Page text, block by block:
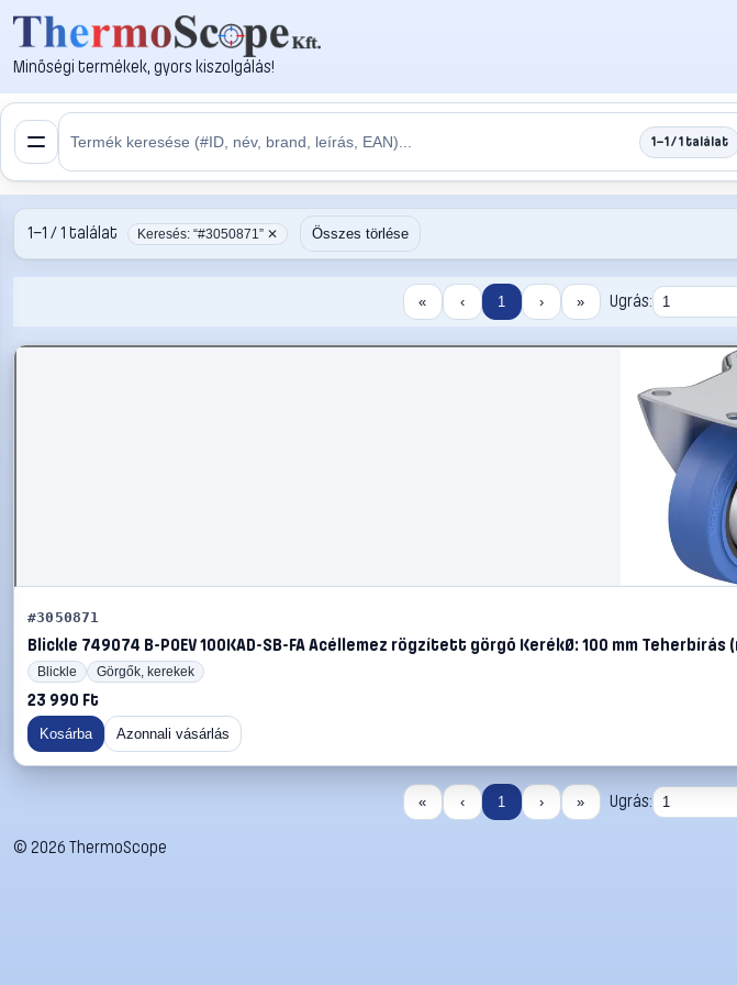
Minőségi termékek, gyors kiszolgálás!
1–1 / 1 találat
1–1 / 1 találat Keresés: “#3050871” ✕ Összes törlése
« ‹ 1 › » Ugrás:
#3050871
Blickle 749074 B-POEV 100KAD-SB-FA Acéllemez rögzített görgő KerékØ: 100 mm Teherbírás
Blickle Görgők, kerekek
23 990 Ft
Kosárba Azonnali vásárlás
« ‹ 1 › » Ugrás:
© 2026 ThermoScope